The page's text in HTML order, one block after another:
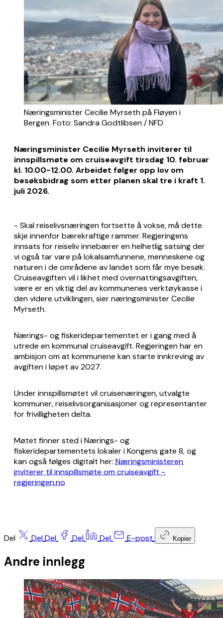
Næringsminister Cecilie Myrseth på Fløyen i
Bergen. Foto: Sandra Godtlibsen / NFD
Næringsminister Cecilie Myrseth inviterer til
innspillsmøte om cruiseavgift tirsdag 10. februar
kl. 10.00-12.00. Arbeidet følger opp lov om
besøksbidrag som etter planen skal tre i kraft 1.
juli 2026.
- Skal reiselivsnæringen fortsette å vokse, må dette
skje innenfor bærekraftige rammer. Regjeringens
innsats for reiseliv innebærer en helhetlig satsing der
vi også tar vare på lokalsamfunnene, menneskene og
naturen i de områdene av landet som får mye besøk.
Cruiseavgiften vil i likhet med overnattingsavgiften,
være er en viktig del av kommunenes verktøykasse i
den videre utviklingen, sier næringsminister Cecilie
Myrseth.
Nærings- og fiskeridepartementet er i gang med å
utrede en kommunal cruiseavgift. Regjeringen har en
ambisjon om at kommunene kan starte innkreving av
avgiften i løpet av 2027.
Under innspillsmøtet vil cruisenæringen, utvalgte
kommuner, reiselivsorganisasjoner og representanter
for frivilligheten delta.
Møtet finner sted i Nærings- og
fiskeridepartementets lokaler i Kongens gate 8, og
kan også følges digitalt her: Næringsministeren
inviterer til innspillsmøte om cruiseavgift -
regjeringen.no
Del DelDel Del Del E-post Kopier
Andre innlegg